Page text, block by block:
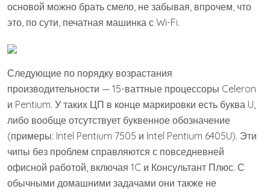
основой можно брать смело, не забывая, впрочем, что
это, по сути, печатная машинка с Wi-Fi.
Следующие по порядку возрастания
производительности — 15-ваттные процессоры Celeron
и Pentium. У таких ЦП в конце маркировки есть буква U,
либо вообще отсутствует буквенное обозначение
(примеры: Intel Pentium 7505 и Intel Pentium 6405U). Эти
чипы без проблем справляются с повседневней
офисной работой, включая 1C и Консультант Плюс. С
обычными домашними задачами они также не